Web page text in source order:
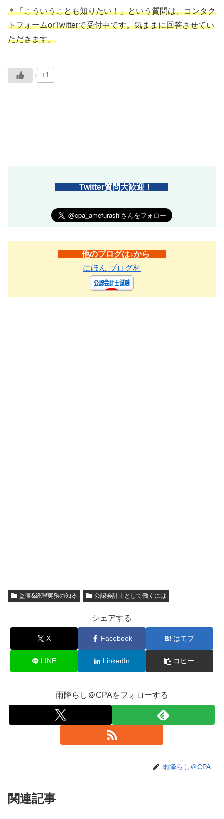
＊「こういうことも知りたい！」という質問は、コンタク
トフォームorTwitterで受付中です。気ままに回答させてい
ただきます。
+1
Twitter質問大歓迎！
他のブログは↓から
にほん ブログ村
監査&経理実務の知る 公認会計士として働くには
シェアする
X Facebook はてブ
LINE LinkedIn コピー
雨降らし＠CPAをフォローする
雨降らし＠CPA
関連記事